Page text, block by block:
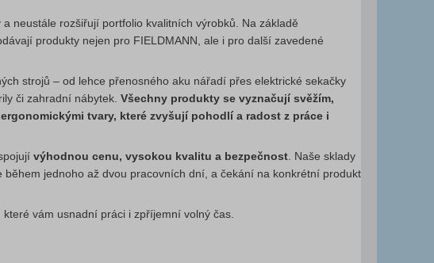
neustále rozšiřují portfolio kvalitních výrobků. Na základě
produkty nejen pro FIELDMANN, ale i pro další zavedené
strojů – od lehce přenosného aku nářadí přes elektrické sekačky
či zahradní nábytek. Všechny produkty se vyznačují svěžím,
tvary, které zvyšují pohodlí a radost z práce i
výhodnou cenu, vysokou kvalitu a bezpečnost . Naše sklady
jednoho až dvou pracovních dní, a čekání na konkrétní produkt
vám usnadní práci i zpříjemní volný čas.